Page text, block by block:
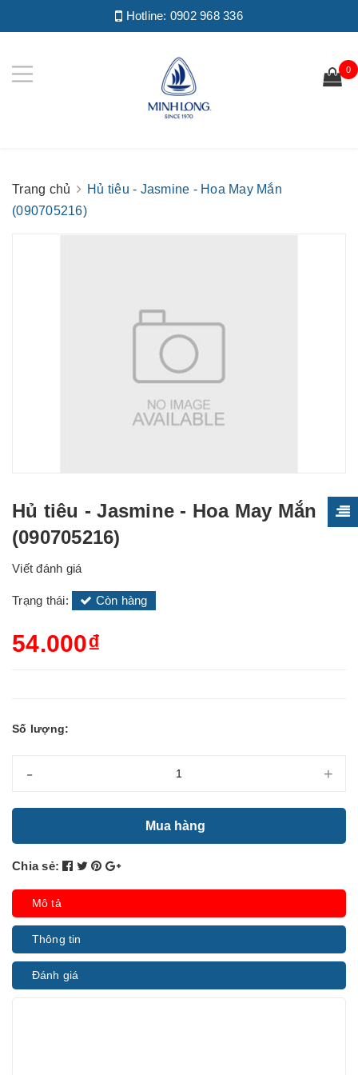
Hotline: 0902 968 336
0
Trang chủ
Hủ tiêu - Jasmine - Hoa May Mắn
(090705216)
Hủ tiêu - Jasmine - Hoa May Mắn
(090705216)
Viết đánh giá
Trạng thái: Còn hàng
54.000₫
Số lượng:
- +
Mua hàng
Chia sẻ:
Mô tả
Thông tin
Đánh giá